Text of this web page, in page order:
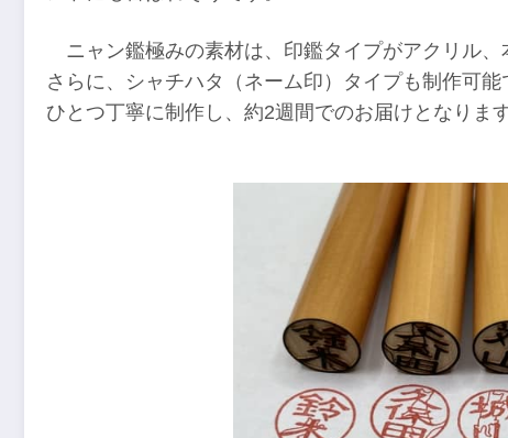
ニャン鑑極みの素材は、印鑑タイプがアクリル
さらに、シャチハタ（ネーム印）タイプも制作可
ひとつ丁寧に制作し、約2週間でのお届けとなります